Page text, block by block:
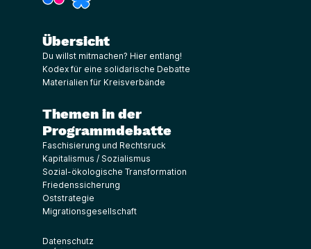
Übersicht
Du willst mitmachen? Hier entlang!
Kodex für eine solidarische Debatte
Materialien für Kreisverbände
Themen in der
Programmdebatte
Faschisierung und Rechtsruck
Kapitalismus / Sozialismus
Sozial-ökologische Transformation
Friedenssicherung
Oststrategie
Migrationsgesellschaft
Datenschutz